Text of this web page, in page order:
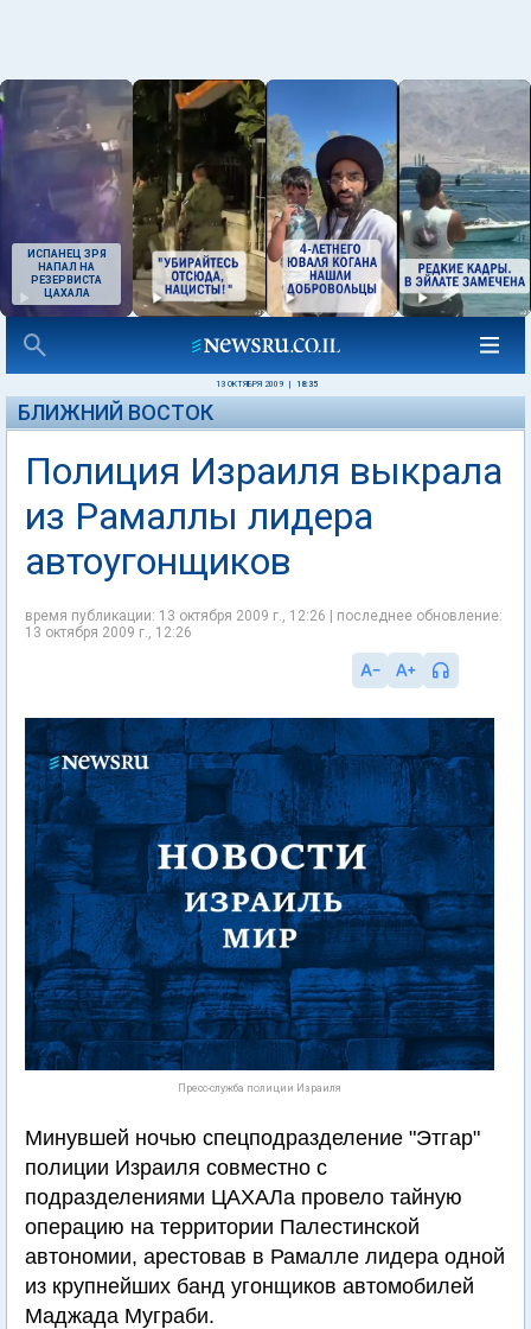
ИСПАНЕЦ ЗРЯ
НАПАЛ НА
РЕЗЕРВИСТА
ЦАХАЛА
13 ОКТЯБРЯ 2009 18:35
БЛИЖНИЙ ВОСТОК
Полиция Израиля выкрала
из Рамаллы лидера
автоугонщиков
время публикации: 13 октября 2009 г., 12:26 | последнее обновление:
13 октября 2009 г., 12:26
Пресс-служба полиции Израиля
Минувшей ночью спецподразделение "Этгар"
полиции Израиля совместно с
подразделениями ЦАХАЛа провело тайную
операцию на территории Палестинской
автономии, арестовав в Рамалле лидера одной
из крупнейших банд угонщиков автомобилей
Маджада Муграби.